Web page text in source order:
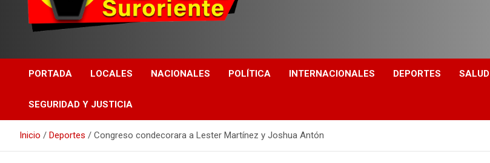
PORTADA LOCALES NACIONALES POLÍTICA INTERNACIONALES DEPORTES SALUD
SEGURIDAD Y JUSTICIA
Inicio Deportes Congreso condecorara a Lester Martínez y Joshua Antón